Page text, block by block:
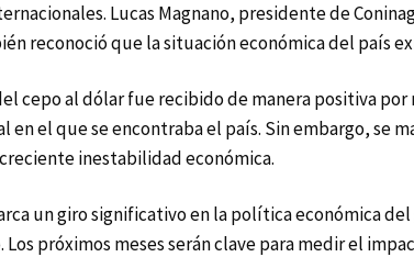
Lucas Magnano, presidente de
reconoció que la situación económica del país
cepo al dólar fue recibido de manera positiva
el que se encontraba el país. Sin embargo, se
inestabilidad económica.
un giro significativo en la política económica
próximos meses serán clave para medir el